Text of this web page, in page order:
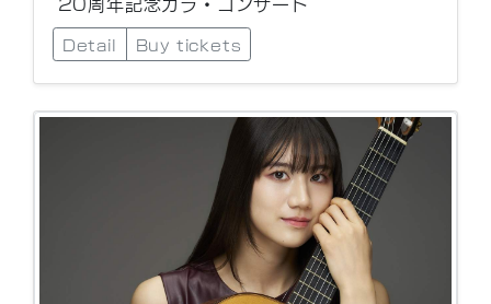
Detail Buy tickets